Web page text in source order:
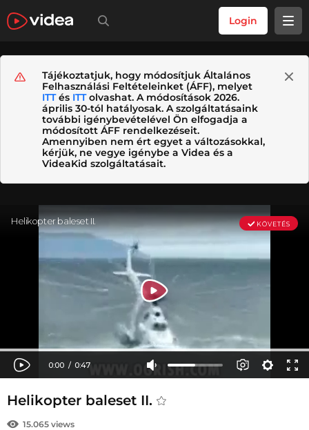
Login
Tájékoztatjuk, hogy módosítjuk Általános
Felhasználási Feltételeinket (ÁFF), melyet
ITTés ITTolvashat. A módosítások 2026.
április 30-tól hatályosak. A szolgáltatásaink
további igénybevételével Ön elfogadja a
módosított ÁFF rendelkezéseit.
Amennyiben nem ért egyet a változásokkal,
kérjük, ne vegye igénybe a Videa és a
VideaKid szolgáltatásait.
Helikopter baleset II.
15.065 views